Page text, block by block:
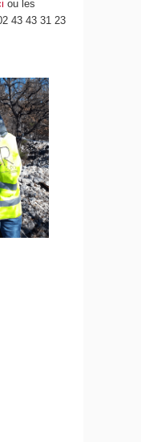
ou les
43 43 31 23